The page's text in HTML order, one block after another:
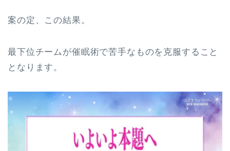
案の定、この結果。
最下位チームが催眠術で苦手なものを克服すること
となります。